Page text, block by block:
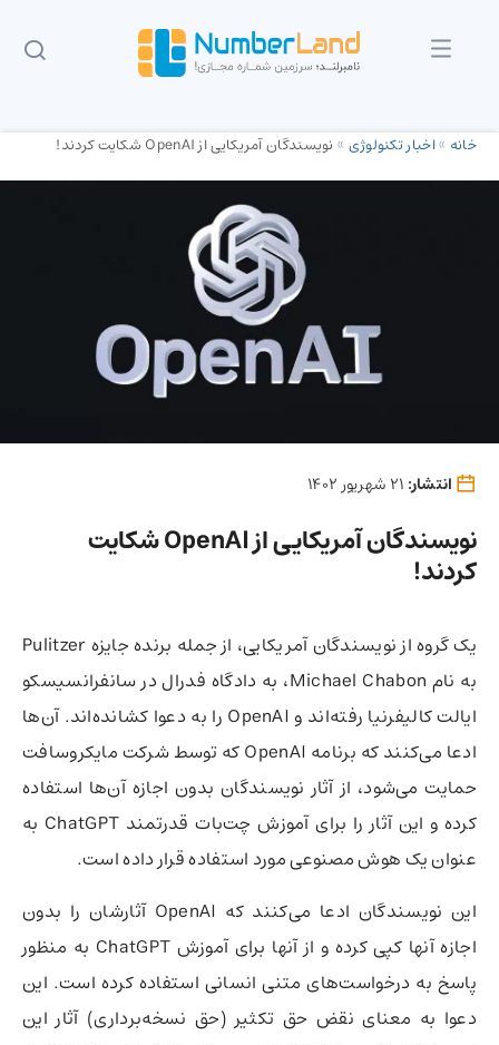
خانه »اخبار تکنولوژی » نویسندگان آمریکایی از OpenAI شکایت کردند!
انتشار:
نویسندگان آمریکایی از OpenAI شکایت
کردند!
یک گروه از نویسندگان آمریکایی، از جمله برنده جایزه Pulitzer
به نام Michael Chabon، به دادگاه فدرال در سانفرانسیسکو
ایالت کالیفرنیا رفته‌اند و OpenAI را به دعوا کشانده‌اند. آن‌ها
ادعا می‌کنند که برنامه OpenAI که توسط شرکت مایکروسافت
حمایت می‌شود، از آثار نویسندگان بدون اجازه آن‌ها استفاده
کرده و این آثار را برای آموزش چت‌بات قدرتمند ChatGPT به
عنوان یک هوش مصنوعی مورد استفاده قرار داده است.
این نویسندگان ادعا می‌کنند که OpenAI آثارشان را بدون
اجازه آنها کپی کرده و از آنها برای آموزش ChatGPT به منظور
پاسخ به درخواست‌های متنی انسانی استفاده کرده است. این
دعوا به معنای نقض حق تکثیر (حق نسخه‌برداری) آثار این